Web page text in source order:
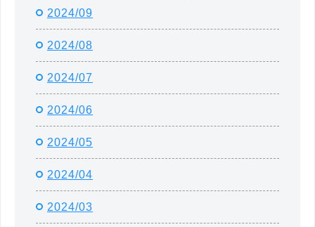
2024/09
2024/08
2024/07
2024/06
2024/05
2024/04
2024/03